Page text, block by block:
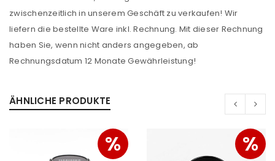
zwischenzeitlich in unserem Geschäft zu verkaufen! Wir
liefern die bestellte Ware inkl. Rechnung. Mit dieser Rechnung
haben Sie, wenn nicht anders angegeben, ab
Rechnungsdatum 12 Monate Gewährleistung!
ÄHNLICHE PRODUKTE
% %